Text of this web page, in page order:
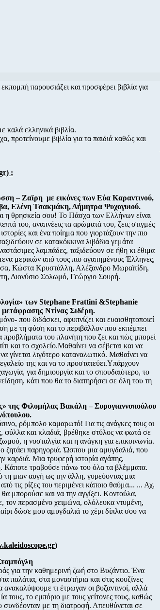
παρουσιάζει και προσφέρει βιβλία για
καλά ελληνικά βιβλία.
βιβλία για τα παιδιά καθώς και
) :
– Ζαϊρη με εικόνες των Εύα Καραντινού,
Ελένη Τσακμάκη, Δήμητρα Ψυχογυιού.
η θρησκεία σου! Το Πάσχα των Ελλήνων είναι
του, αναπνέεις τα αρώματά του, ζεις στιγμές
και ένα ποίημα που γιορτάζουν την πιο
σε κατακόκκινα λιβάδια γεμάτα
λαμπάδες, ταξιδεύουν σε ήθη κι έθιμα
μερικών από τους πιο αγαπημένους Έλληνες,
Κώστα Κρυστάλλη, Αλέξανδρο Μωραϊτίδη,
Διονύσιο Σολωμό, Γεώργιο Σουρή.
των Stephane Frattini &Stephanie
Ντίνας Σιδέρη.
που διδάσκει, αφυπνίζει και ευαισθητοποιεί
με τη φύση και το περιβάλλον που εκπέμπει
του πλανήτη που ζει και πώς μπορεί
και το σχολείο.Mαθαίνει να σέβεται και να
γίνεται λιγότερο καταναλωτικό. Mαθαίνει να
της και να το προστατεύει.Yπάρχουν
για δημιουργία και το σπουδαιότερο, το
κάτι που θα το διατηρήσει σε όλη του τη
της Φιλομήλας Βακάλη – Συρογιαννοπούλου
ρόμπολο καμαρωτό! Για τις ανάγκες τους οι
φύλλα και κλαδιά, βρέθηκε στύλος να φωτά σε
η νοσταλγία και η ανάγκη για επικοινωνία.
παρηγοριά. Ώσπου μια αμυγδαλιά, που
καρδιά. Μια τρυφερή ιστορία αγάπης,
Κάποτε τραβούσε πάνω του όλα τα βλέμματα.
μιαν αυγή ως την άλλη, γυρεύοντας μια
τις ρίζες του περιμένει κάποιο θαύμα... ... Αχ,
μπορούσε και να την αγγίξει. Κοντούλα,
τον περασμένο χειμώνα, ολόλευκα ντυμένη,
δώσε μου αμυγδαλιά το χέρι δίπλα σου να
)
για την καθημερινή ζωή στο Βυζάντιο. Ένα
παλάτια, στα μοναστήρια και στις κουζίνες
τι έτρωγαν οι βυζαντινοί, αλλά
τους, το εμπόριο με τους γείτονες τους, καθώς
συνδέονταν με τη διατροφή. Απευθύνεται σε